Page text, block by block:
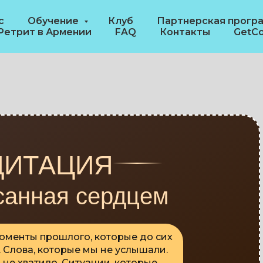
Обучение Клуб
Партнерская
в Армении
FAQ Контакты
сердцем
прошлого, которые до сих
которые мы не услышали.